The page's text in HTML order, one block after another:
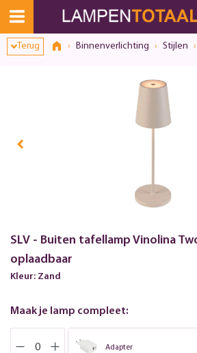
Terug Binnenverlichting Stijlen
SLV - Buiten tafellamp Vinolina
oplaadbaar
Kleur: Zand
Maak je lamp compleet:
Adapter
Toestemmingsvenster geopend